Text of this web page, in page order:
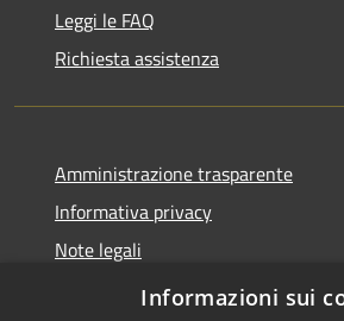
Leggi le FAQ
Richiesta assistenza
Amministrazione trasparente
Informativa privacy
Note legali
Dichiarazione di accessibilità
Informazioni sui